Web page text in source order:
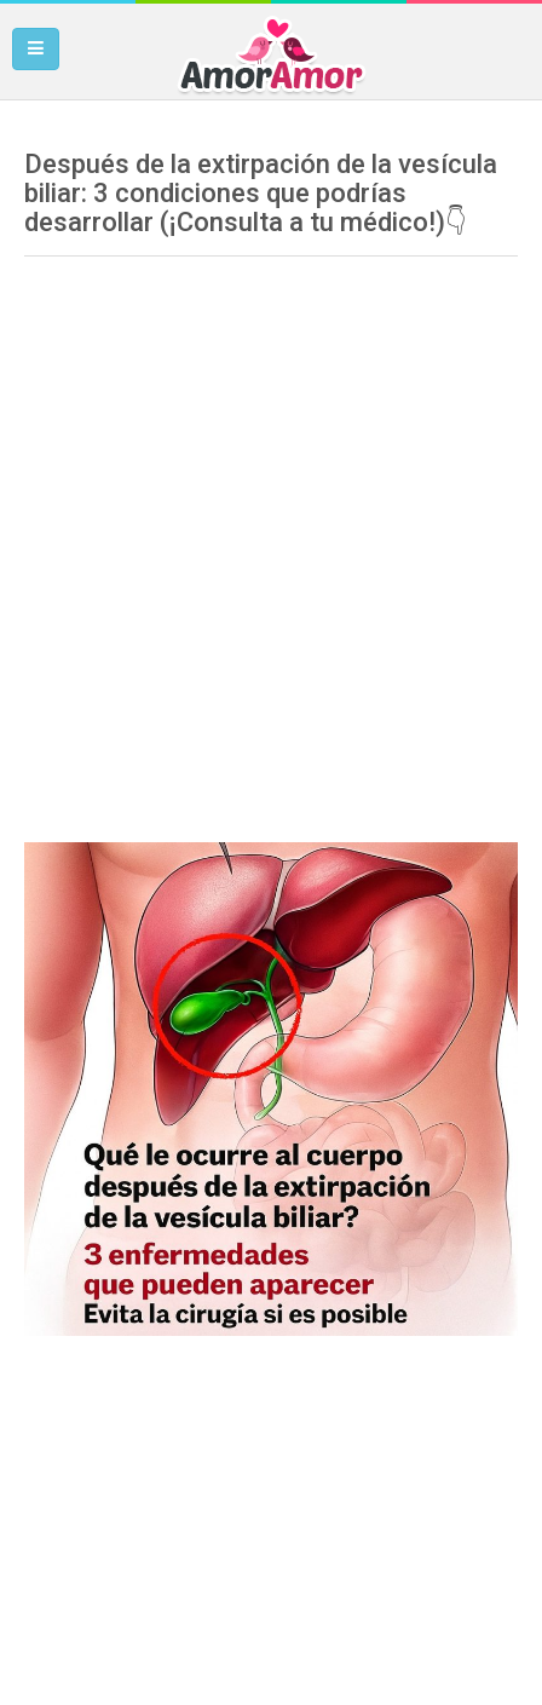
Después de la extirpación de la vesícula
biliar: 3 condiciones que podrías
desarrollar (¡Consulta a tu médico!)👇